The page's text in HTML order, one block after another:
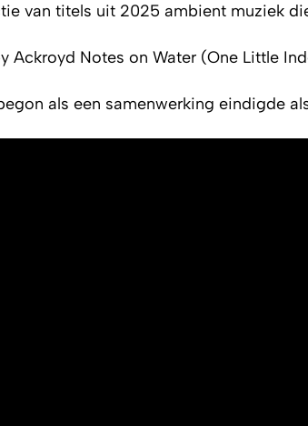
van titels uit 2025 ambient muziek
Ackroyd Notes on Water (One Little
als een samenwerking eindigde